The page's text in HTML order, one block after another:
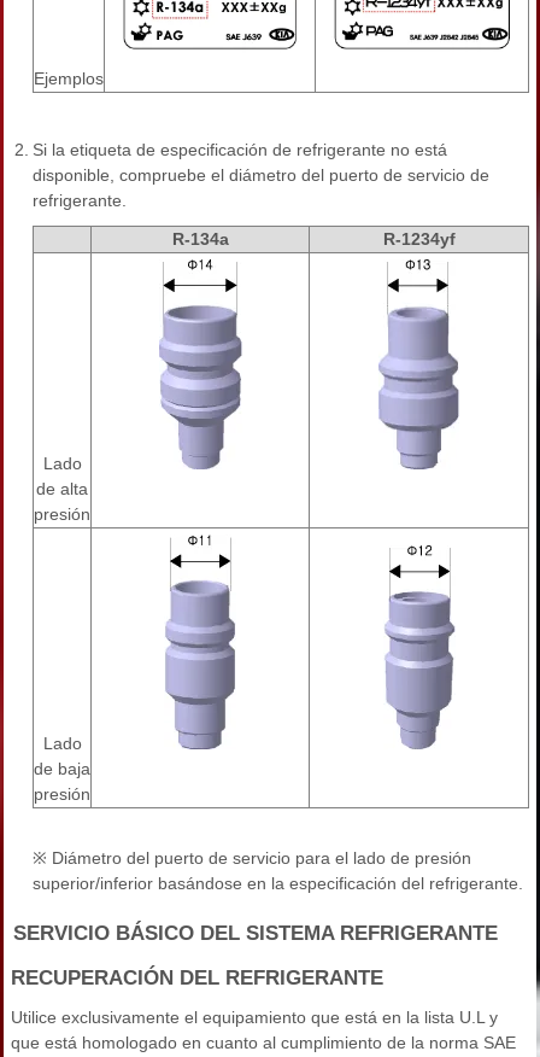
Ejemplos
2. Si la etiqueta de especificación de refrigerante no está
disponible, compruebe el diámetro del puerto de servicio de
refrigerante.
R-134a
R-1234yf
Lado
de alta
presión
Lado
de baja
presión
※ Diámetro del puerto de servicio para el lado de presión
superior/inferior basándose en la especificación del refrigerante.
SERVICIO BÁSICO DEL SISTEMA REFRIGERANTE
RECUPERACIÓN DEL REFRIGERANTE
Utilice exclusivamente el equipamiento que está en la lista U.L y
que está homologado en cuanto al cumplimiento de la norma SAE